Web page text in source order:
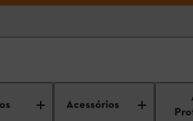
Acessórios